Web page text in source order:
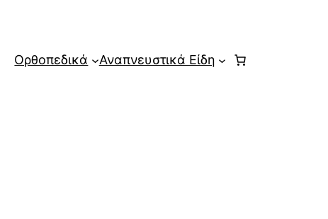
Ορθοπεδικά Αναπνευστικά Είδη